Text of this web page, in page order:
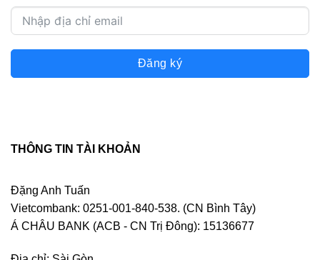
Đăng ký
THÔNG TIN TÀI KHOẢN
Đặng Anh Tuấn
Vietcombank: 0251-001-840-538. (CN Bình Tây)
Á CHÂU BANK (ACB - CN Trị Đông): 15136677